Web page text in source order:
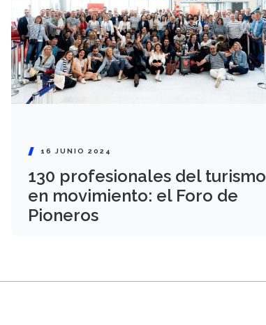
16 JUNIO 2024
130 profesionales del turismo
en movimiento: el Foro de
Pioneros